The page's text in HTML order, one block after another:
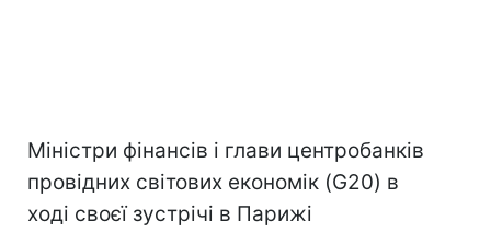
Міністри фінансів і глави центробанків
провідних світових економік (G20) в
ході своєї зустрічі в Парижі